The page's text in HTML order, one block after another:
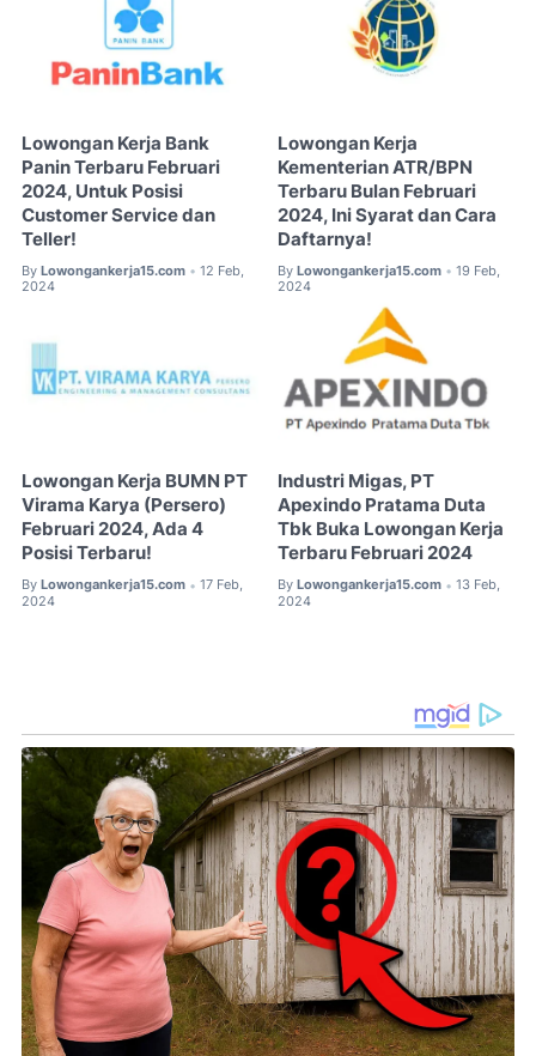
Lowongan Kerja Bank
Panin Terbaru Februari
2024, Untuk Posisi
Customer Service dan
Teller!
By Lowongankerja15.com • 12 Feb,
2024
Lowongan Kerja
Kementerian ATR/BPN
Terbaru Bulan Februari
2024, Ini Syarat dan Cara
Daftarnya!
By Lowongankerja15.com • 19 Feb,
2024
Lowongan Kerja BUMN PT
Virama Karya (Persero)
Februari 2024, Ada 4
Posisi Terbaru!
By Lowongankerja15.com • 17 Feb,
2024
Industri Migas, PT
Apexindo Pratama Duta
Tbk Buka Lowongan Kerja
Terbaru Februari 2024
By Lowongankerja15.com • 13 Feb,
2024